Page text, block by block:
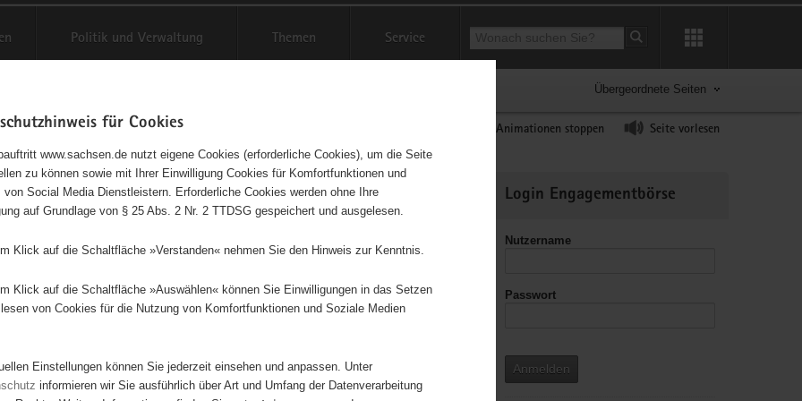
Politik und Verwaltung Themen Service Suchbegriff
Suche starten
Übergeordnete Seiten
Animationen stoppen Seite vorlesen
auf Karte anzeigen
Initiativen Projekte Nach Alphabet Nach Postleitzahl
76 Suchergebnisse
Informationen
Login Engagementbörse
Nutzername
Passwort
Anmelden
für Cookies
www.sachsen.de nutzt eigene Cookies (erforderliche Cookies), um die Seite
zu können sowie mit Ihrer Einwilligung Cookies für Komfortfunktionen und
von Social Media Dienstleistern. Erforderliche Cookies werden ohne Ihre
auf Grundlage von § 25 Abs. 2 Nr. 2 TTDSG gespeichert und ausgelesen.
Klick auf die Schaltfläche »Verstanden« nehmen Sie den Hinweis zur Kenntnis.
Klick auf die Schaltfläche »Auswählen« können Sie Einwilligungen in das Setzen
von Cookies für die Nutzung von Komfortfunktionen und Soziale Medien
Einstellungen können Sie jederzeit einsehen und anpassen. Unter
informieren wir Sie ausführlich über Art und Umfang der Datenverarbeitung